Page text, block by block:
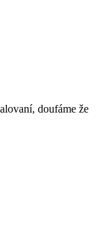
doufáme že